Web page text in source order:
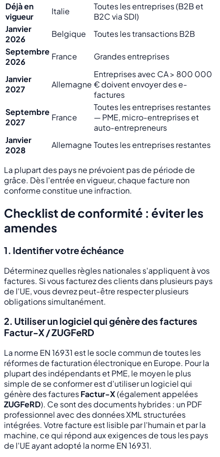
Déjà en
vigueur
Italie
Toutes les entreprises (B2B et
B2C via SDI)
Janvier
2026
Belgique
Toutes les transactions B2B
Septembre
2026
France Grandes entreprises
Janvier
2027
Allemagne
Entreprises avec CA > 800 000
€ doivent envoyer des e-
factures
Septembre
2027
France
Toutes les entreprises restantes
— PME, micro-entreprises et
auto-entrepreneurs
Janvier
2028
Allemagne Toutes les entreprises restantes
La plupart des pays ne prévoient pas de période de
grâce. Dès l'entrée en vigueur, chaque facture non
conforme constitue une infraction.
Checklist de conformité : éviter les
amendes
1. Identifier votre échéance
Déterminez quelles règles nationales s'appliquent à vos
factures. Si vous facturez des clients dans plusieurs pays
de l'UE, vous devrez peut-être respecter plusieurs
obligations simultanément.
2. Utiliser un logiciel qui génère des factures
Factur-X / ZUGFeRD
La norme EN 16931 est le socle commun de toutes les
réformes de facturation électronique en Europe. Pour la
plupart des indépendants et PME, le moyen le plus
simple de se conformer est d'utiliser un logiciel qui
génère des facturesFactur-X(également appelées
ZUGFeRD). Ce sont des documents hybrides : un PDF
professionnel avec des données XML structurées
intégrées. Votre facture est lisible par l'humain et par la
machine, ce qui répond aux exigences de tous les pays
de l'UE ayant adopté la norme EN 16931.